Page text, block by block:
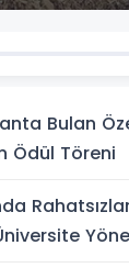
Bulan
Ödül Töreni